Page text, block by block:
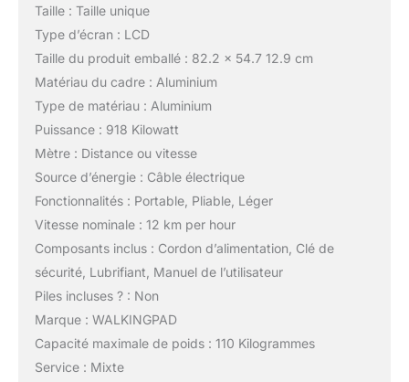
Taille : Taille unique
Type d’écran : LCD
Taille du produit emballé : 82.2 x 54.7 12.9 cm
Matériau du cadre : Aluminium
Type de matériau : Aluminium
Puissance : 918 Kilowatt
Mètre : Distance ou vitesse
Source d’énergie : Câble électrique
Fonctionnalités : Portable, Pliable, Léger
Vitesse nominale : 12 km per hour
Composants inclus : Cordon d’alimentation, Clé de
sécurité, Lubrifiant, Manuel de l’utilisateur
Piles incluses ? : Non
Marque : WALKINGPAD
Capacité maximale de poids : 110 Kilogrammes
Service : Mixte